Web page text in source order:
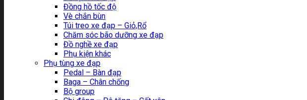
Đồng hồ tốc độ
Vè chắn bùn
Túi treo xe đạp – Giỏ,Rổ
Chăm sóc bão dưỡng xe đạp
Đồ nghề xe đạp
Phụ kiện khác
Phụ tùng xe đạp
Pedal – Bàn đạp
Baga – Chân chống
Bộ group